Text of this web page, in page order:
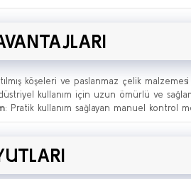
köşeleri ve paslanmaz çelik
kullanım için uzun ömürlü ve
: Pratik kullanım sağlayan manuel kontrol